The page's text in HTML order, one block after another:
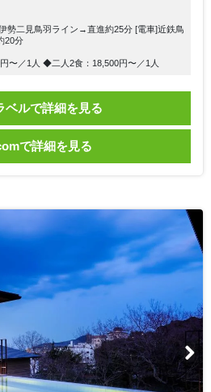
勢二見鳥羽ライン→直進約25分 [電車]近鉄鳥
20分
〜／1人 ◆二人2食：18,500円〜／1人
ベルで詳細を見る
で詳細を見る